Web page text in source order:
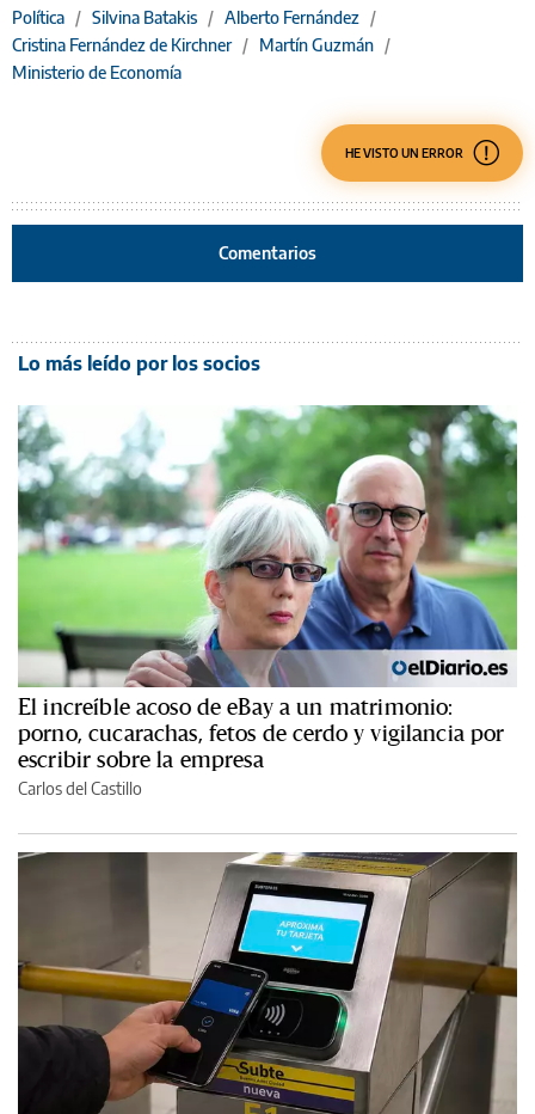
Política / Silvina Batakis / Alberto Fernández /
Cristina Fernández de Kirchner / Martín Guzmán /
Ministerio de Economía
HE VISTO UN ERROR
Comentarios
Lo más leído por los socios
El increíble acoso de eBay a un matrimonio:
porno, cucarachas, fetos de cerdo y vigilancia por
escribir sobre la empresa
Carlos del Castillo